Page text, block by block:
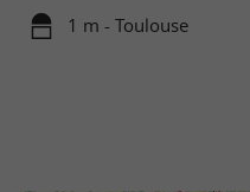
1 m - Toulouse